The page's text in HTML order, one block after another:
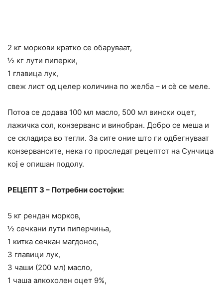
2 кг моркови кратко се обаруваат,
½ кг лути пиперки,
1 главица лук,
свеж лист од целер количина по желба – и сè се меле.
Потоа се додава 100 мл масло, 500 мл вински оцет,
лажичка сол, конзерванс и винобран. Добро се меша и
се складира во тегли. За сите оние што ги одбегнуваат
конзервансите, нека го проследат рецептот на Сунчица
кој е опишан подолу.
РЕЦЕПТ 3 – Потребни состојки:
5 кг рендан морков,
½ сечкани лути пиперчиња,
1 китка сечкан магдонос,
3 главици лук,
3 чаши (200 мл) масло,
1 чаша алкоxолен оцет 9%,